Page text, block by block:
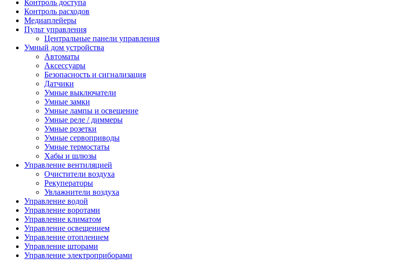
Контроль доступа
Контроль расходов
Медиаплейеры
Пульт управления
Центральные панели управления
Умный дом устройства
Автоматы
Аксессуары
Безопасность и сигнализация
Датчики
Умные выключатели
Умные замки
Умные лампы и освещение
Умные реле / диммеры
Умные розетки
Умные сервоприводы
Умные термостаты
Хабы и шлюзы
Управление вентиляцией
Очистители воздуха
Рекуператоры
Увлажнители воздуха
Управление водой
Управление воротами
Управление климатом
Управление освещением
Управление отоплением
Управление шторами
Управление электроприборами